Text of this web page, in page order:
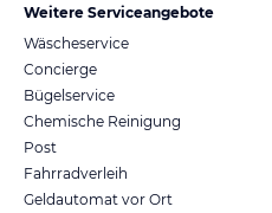
Weitere Serviceangebote
Wäscheservice
Concierge
Bügelservice
Chemische Reinigung
Post
Fahrradverleih
Geldautomat vor Ort